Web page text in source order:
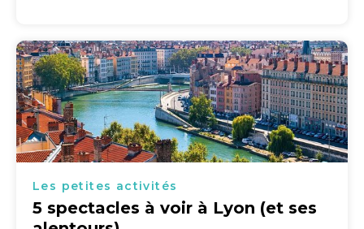
Les petites activités
5 spectacles à voir à Lyon (et ses